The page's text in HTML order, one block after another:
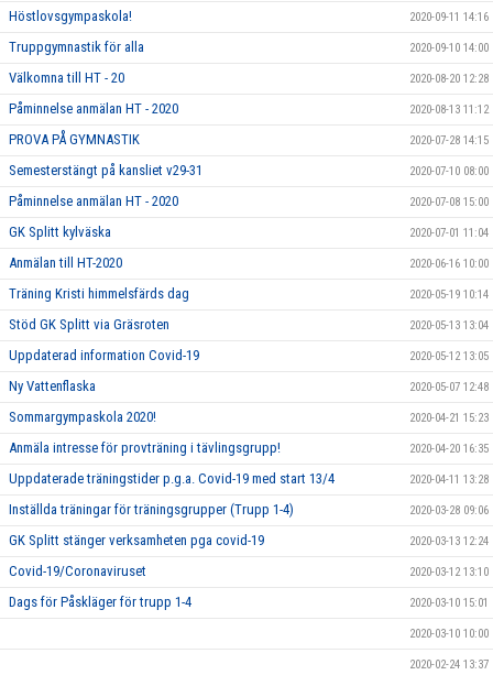
Höstlovsgympaskola! 2020-09-11 14:16
Truppgymnastik för alla 2020-09-10 14:00
Välkomna till HT - 20 2020-08-20 12:28
Påminnelse anmälan HT - 2020 2020-08-13 11:12
PROVA PÅ GYMNASTIK 2020-07-28 14:15
Semesterstängt på kansliet v29-31 2020-07-10 08:00
Påminnelse anmälan HT - 2020 2020-07-08 15:00
GK Splitt kylväska 2020-07-01 11:04
Anmälan till HT-2020 2020-06-16 10:00
Träning Kristi himmelsfärds dag 2020-05-19 10:14
Stöd GK Splitt via Gräsroten 2020-05-13 13:04
Uppdaterad information Covid-19 2020-05-12 13:05
Ny Vattenflaska 2020-05-07 12:48
Sommargympaskola 2020! 2020-04-21 15:23
Anmäla intresse för provträning i tävlingsgrupp! 2020-04-20 16:35
Uppdaterade träningstider p.g.a. Covid-19 med start 13/4 2020-04-11 13:28
Inställda träningar för träningsgrupper (Trupp 1-4) 2020-03-28 09:06
GK Splitt stänger verksamheten pga covid-19 2020-03-13 12:24
Covid-19/Coronaviruset 2020-03-12 13:10
Dags för Påskläger för trupp 1-4 2020-03-10 15:01
2020-03-10 10:00
2020-02-24 13:37